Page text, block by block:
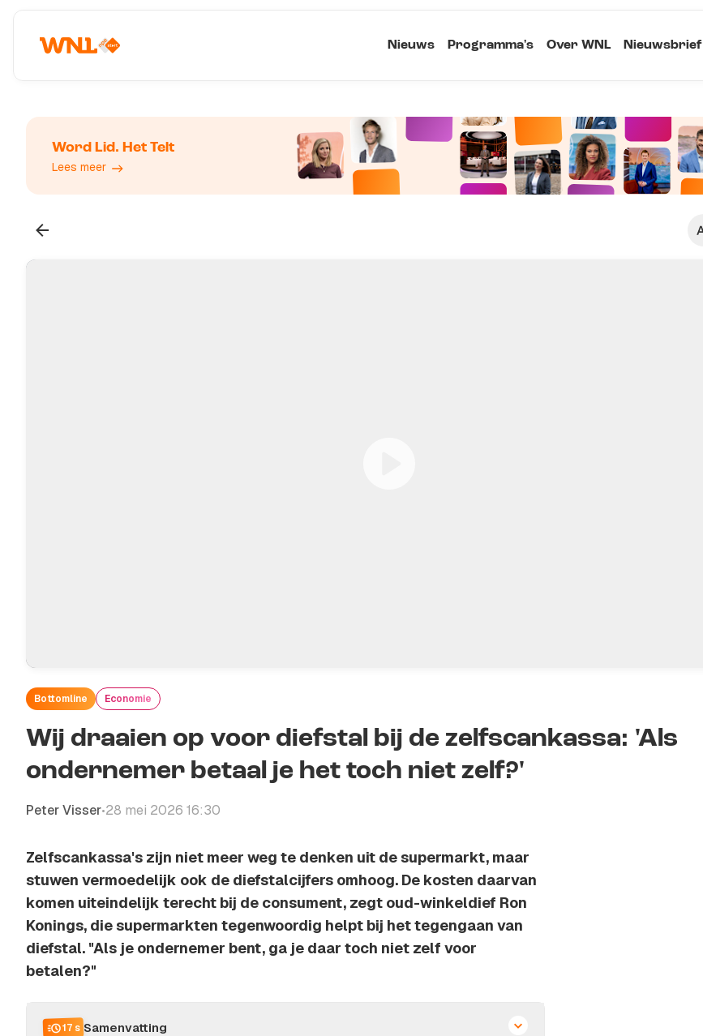
Nieuws Programma's Over WNL Nieuwsbrief
Word Lid. Het Telt
Lees meer
Bottomline Economie
Wij draaien op voor diefstal bij de zelfscankassa: 'Als
ondernemer betaal je het toch niet zelf?'
Peter Visser•28 mei 2026 16:30
Zelfscankassa's zijn niet meer weg te denken uit de supermarkt, maar
stuwen vermoedelijk ook de diefstalcijfers omhoog. De kosten daarvan
komen uiteindelijk terecht bij de consument, zegt oud-winkeldief Ron
Konings, die supermarkten tegenwoordig helpt bij het tegengaan van
diefstal. "Als je ondernemer bent, ga je daar toch niet zelf voor
betalen?"
17 s Samenvatting